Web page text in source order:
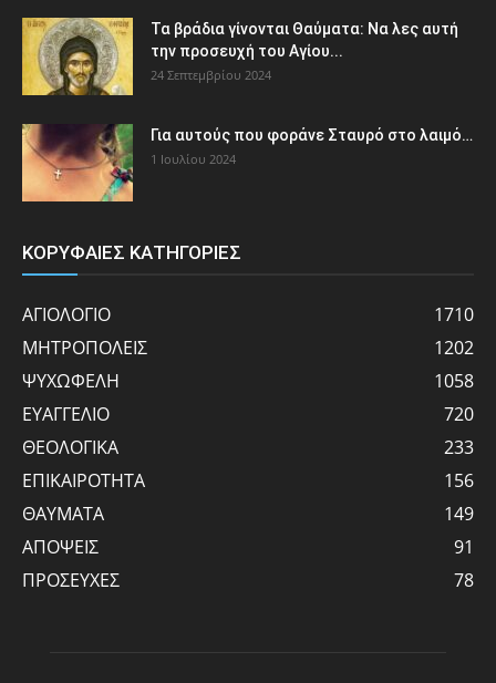
Τα βράδια γίνονται Θαύματα: Να λες αυτή
την προσευχή του Αγίου...
24 Σεπτεμβρίου 2024
Για αυτούς που φοράνε Σταυρό στο λαιμό…
1 Ιουλίου 2024
ΚΟΡΥΦΑΙΕΣ ΚΑΤΗΓΟΡΙΕΣ
ΑΓΙΟΛΟΓΙΟ
1710
ΜΗΤΡΟΠΟΛΕΙΣ
1202
ΨΥΧΩΦΕΛΗ
1058
ΕΥΑΓΓΕΛΙΟ
720
ΘΕΟΛΟΓΙΚΑ
233
ΕΠΙΚΑΙΡΟΤΗΤΑ
156
ΘΑΥΜΑΤΑ
149
ΑΠΟΨΕΙΣ
91
ΠΡΟΣΕΥΧΕΣ
78